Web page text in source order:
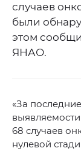
случаев
были
этом
ЯНАО.
«За
68 случаев
нулевой